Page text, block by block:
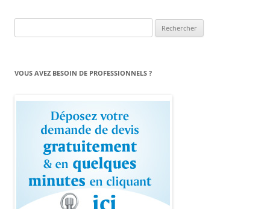
VOUS AVEZ BESOIN DE PROFESSIONNELS ?